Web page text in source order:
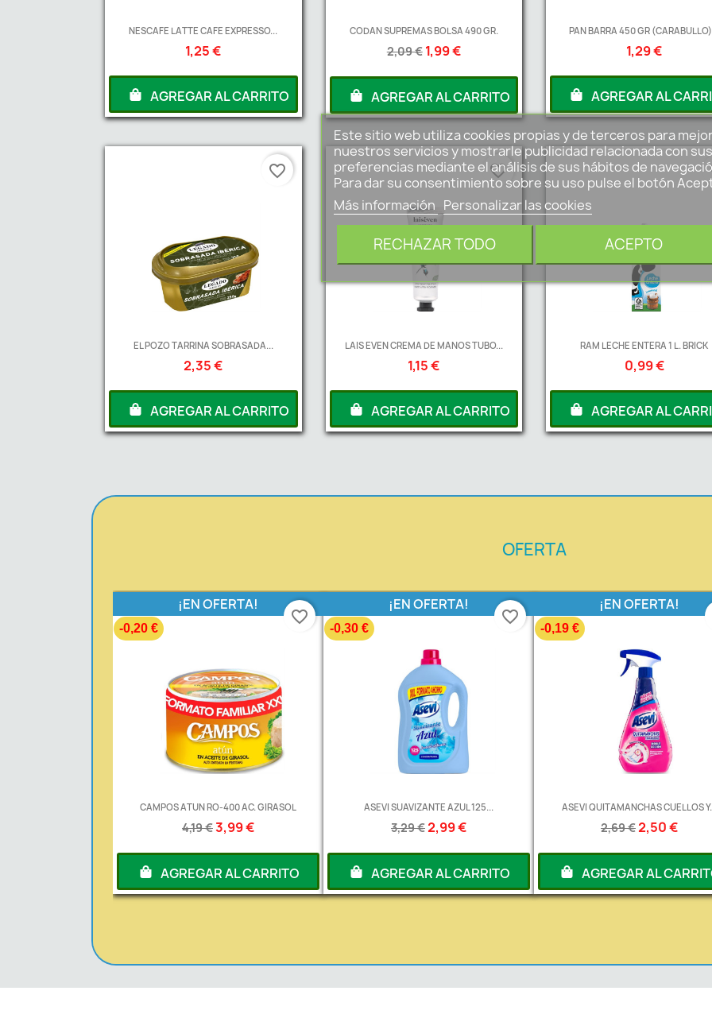
Este sitio web utiliza cookies propias y de terceros para
nuestros servicios y mostrarle publicidad relacionada con sus
preferencias mediante el análisis de sus hábitos de
Para dar su consentimiento sobre su uso pulse el botón
Más información Personalizar las cookies
RECHAZAR TODO ACEPTO
NESCAFE LATTE CAFE EXPRESSO...
1,25 €
AGREGAR AL CARRITO
CODAN SUPREMAS BOLSA 490 GR.
2,09 € 1,99 €
AGREGAR AL CARRITO
PAN BARRA 450 GR
1,29 €
AGREGAR AL
EL POZO TARRINA SOBRASADA...
2,35 €
AGREGAR AL CARRITO
favorite_border
LAIS EVEN CREMA DE MANOS TUBO...
1,15 €
AGREGAR AL CARRITO
favorite_border
RAM LECHE ENTERA 1 L. BRICK
0,99 €
AGREGAR AL
OFERTA
CAMPOS ATUN RO-400 AC. GIRASOL
4,19 €3,99 €
¡EN OFERTA!
-0,20 €
AGREGAR AL CARRITO
favorite_border
ASEVI SUAVIZANTE AZUL 125...
3,29 €2,99 €
¡EN OFERTA!
-0,30 €
AGREGAR AL CARRITO
favorite_border
ASEVI QUITAMANCHAS CUELLOS
2,69 €2,50 €
¡EN OFERTA!
-0,19 €
AGREGAR AL